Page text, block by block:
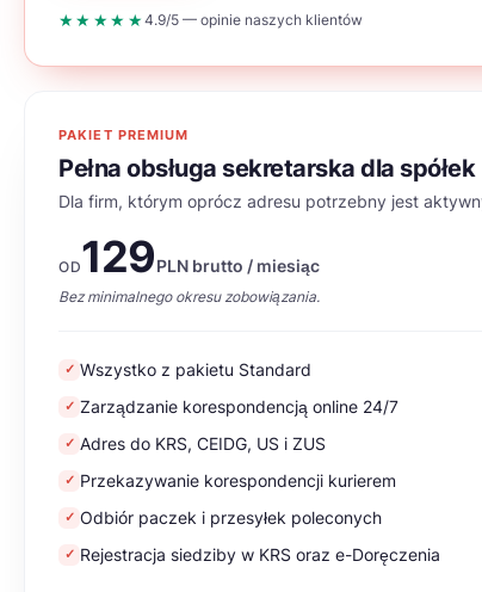
★★★★★4.9/5 — opinie naszych klientów
PAKIET PREMIUM
Pełna obsługa sekretarska dla spółek
Dla firm, którym oprócz adresu potrzebny jest
OD129PLN brutto / miesiąc
Bez minimalnego okresu zobowiązania.
✓ Wszystko z pakietu Standard
✓ Zarządzanie korespondencją online 24/7
✓ Adres do KRS, CEIDG, US i ZUS
✓ Przekazywanie korespondencji kurierem
✓ Odbiór paczek i przesyłek poleconych
✓ Rejestracja siedziby w KRS oraz e-Doręczenia